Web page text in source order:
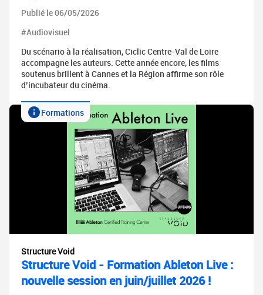
Publié le 06/05/2026
#Audiovisuel
Du scénario à la réalisation, Ciclic Centre-Val de Loire
accompagne les auteurs. Cette année encore, les films
soutenus brillent à Cannes et la Région affirme son rôle
d’incubateur du cinéma.
Formations
Structure Void
Structure Void - Formation Ableton Live :
nouvelle session en juin/juillet 2026 !